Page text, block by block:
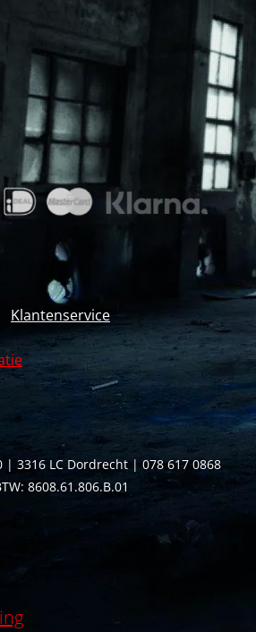
Klantenservice
3316 LC Dordrecht | 078 617 0868
8608.61.806.B.01